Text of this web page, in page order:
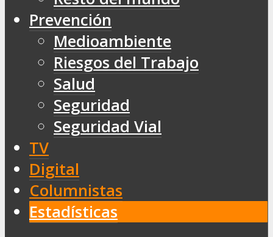
Prevención
Medioambiente
Riesgos del Trabajo
Salud
Seguridad
Seguridad Vial
TV
Digital
Columnistas
Estadísticas